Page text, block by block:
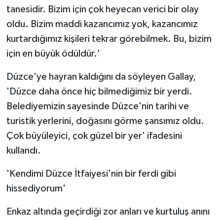
tanesidir. Bizim için çok heyecan verici bir olay
oldu. Bizim maddi kazancımız yok, kazancımız
kurtardığımız kişileri tekrar görebilmek. Bu, bizim
için en büyük ödüldür.'
Düzce'ye hayran kaldığını da söyleyen Gallay,
'Düzce daha önce hiç bilmediğimiz bir yerdi.
Belediyemizin sayesinde Düzce'nin tarihi ve
turistik yerlerini, doğasını görme şansımız oldu.
Çok büyüleyici, çok güzel bir yer' ifadesini
kullandı.
'Kendimi Düzce İtfaiyesi'nin bir ferdi gibi
hissediyorum'
Enkaz altında geçirdiği zor anları ve kurtuluş anını